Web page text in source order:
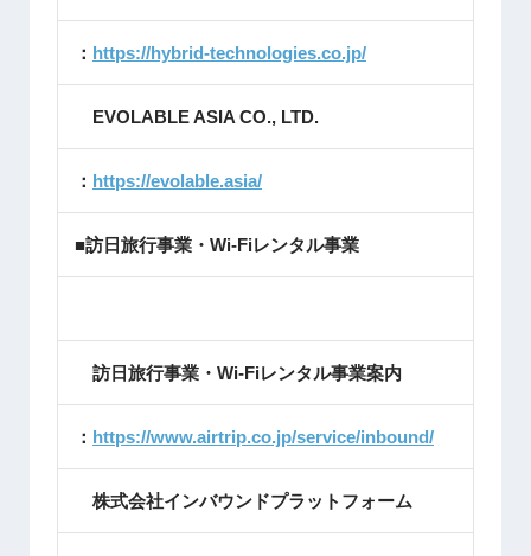
： https://hybrid-technologies.co.jp/
EVOLABLE ASIA CO., LTD.
： https://evolable.asia/
■訪日旅行事業・Wi-Fiレンタル事業
訪日旅行事業・Wi-Fiレンタル事業案内
： https://www.airtrip.co.jp/service/inbound/
株式会社インバウンドプラットフォーム